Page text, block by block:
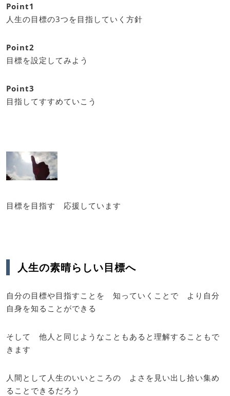
Point1
人生の目標の3つを目指していく方針
Point2
目標を設定してみよう
Point3
目指してすすめていこう
目標を目指す 応援しています
人生の素晴らしい目標へ
自分の目標や目指すことを 知っていくことで より自分
自身を知ることができる
そして 他人と同じようなこともあると理解することもで
きます
人間として人生のいいところの よさを見い出し拾い集め
ることできるだろう